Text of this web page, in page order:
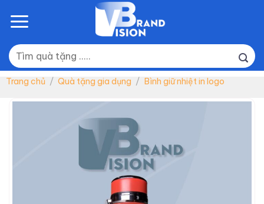
Tìm
kiếm:
Trang chủ / Quà tặng gia dụng / Bình giữ nhiệt in logo